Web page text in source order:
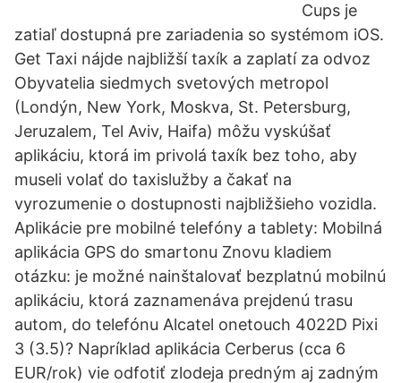
Cups je
zatiaľ dostupná pre zariadenia so systémom iOS.
Get Taxi nájde najbližší taxík a zaplatí za odvoz
Obyvatelia siedmych svetových metropol
(Londýn, New York, Moskva, St. Petersburg,
Jeruzalem, Tel Aviv, Haifa) môžu vyskúšať
aplikáciu, ktorá im privolá taxík bez toho, aby
museli volať do taxislužby a čakať na
vyrozumenie o dostupnosti najbližšieho vozidla.
Aplikácie pre mobilné telefóny a tablety: Mobilná
aplikácia GPS do smartonu Znovu kladiem
otázku: je možné nainštalovať bezplatnú mobilnú
aplikáciu, ktorá zaznamenáva prejdenú trasu
autom, do telefónu Alcatel onetouch 4022D Pixi
3 (3.5)? Napríklad aplikácia Cerberus (cca 6
EUR/rok) vie odfotiť zlodeja predným aj zadným